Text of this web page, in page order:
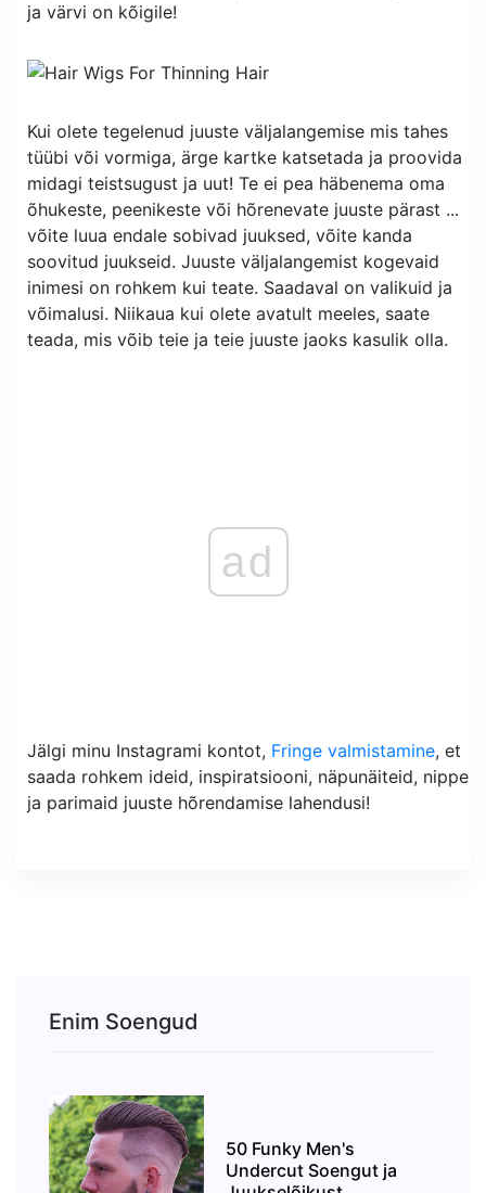
ja värvi on kõigile!
Kui olete tegelenud juuste väljalangemise mis tahes
tüübi või vormiga, ärge kartke katsetada ja proovida
midagi teistsugust ja uut! Te ei pea häbenema oma
õhukeste, peenikeste või hõrenevate juuste pärast ...
võite luua endale sobivad juuksed, võite kanda
soovitud juukseid. Juuste väljalangemist kogevaid
inimesi on rohkem kui teate. Saadaval on valikuid ja
võimalusi. Niikaua kui olete avatult meeles, saate
teada, mis võib teie ja teie juuste jaoks kasulik olla.
ad
Jälgi minu Instagrami kontot, Fringe valmistamine, et
saada rohkem ideid, inspiratsiooni, näpunäiteid, nippe
ja parimaid juuste hõrendamise lahendusi!
Enim Soengud
50 Funky Men's
Undercut Soengut ja